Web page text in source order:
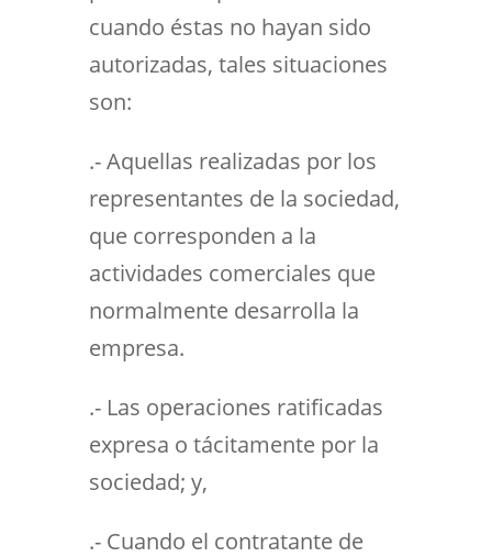
cuando éstas no hayan sido
autorizadas, tales situaciones
son:
.- Aquellas realizadas por los
representantes de la sociedad,
que corresponden a la
actividades comerciales que
normalmente desarrolla la
empresa.
.- Las operaciones ratificadas
expresa o tácitamente por la
sociedad; y,
.- Cuando el contratante de